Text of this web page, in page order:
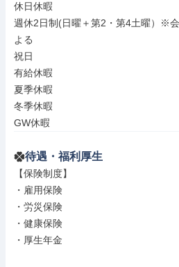
休日休暇
週休2日制(日曜＋第2・第4土曜）※
よる
祝日
有給休暇
夏季休暇
冬季休暇
GW休暇
待遇・福利厚生
【保険制度】
・雇用保険
・労災保険
・健康保険
・厚生年金